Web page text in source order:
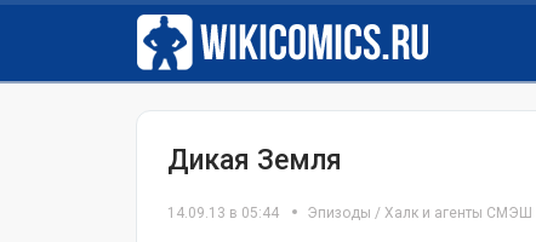
Дикая Земля
14.09.13 в 05:44 Эпизоды / Халк и агенты СМЭШ